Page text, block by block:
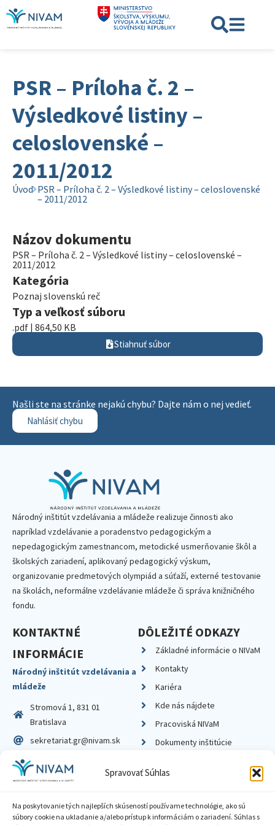
Spravovať Súhlas
Na poskytovanie tých najlepších skúseností používame technológie, ako sú
súbory cookie na ukladanie a/alebo prístup k informáciám o zariadení. Súhlas s
PSR – Príloha č. 2 –
Výsledkové listiny –
celoslovenské –
2011/2012
Úvod PSR – Príloha č. 2 – Výsledkové listiny – celoslovenské
– 2011/2012
Názov dokumentu
PSR – Príloha č. 2 – Výsledkové listiny – celoslovenské –
2011/2012
Kategória
Poznaj slovenskú reč
Typ a veľkosť súboru
.pdf | 864,50 KB
Stiahnuť súbor
Našli ste na stránke nejakú chybu? Dajte nám o nej vedieť.
Nahlásiť chybu
Národný inštitút vzdelávania a mládeže realizuje činnosti ako
napríklad vzdelávanie a poradenstvo pedagogickým a
nepedagogickým zamestnancom, metodické usmerňovanie škôl a
školských zariadení, aplikovaný pedagogický výskum,
organizovanie predmetových olympiád a súťaží, externé testovanie
na školách, neformálne vzdelávanie mládeže či správa knižničného
fondu.
KONTAKTNÉ
INFORMÁCIE
Národný inštitút vzdelávania a
mládeže
Stromová 1, 831 01
Bratislava
sekretariat.gr@nivam.sk
IČO: 00164348
DIČ: 2020798714
DÔLEŽITÉ ODKAZY
Základné informácie o NIVaM
Kontakty
Kariéra
Kde nás nájdete
Pracoviská NIVaM
Dokumenty inštitúcie